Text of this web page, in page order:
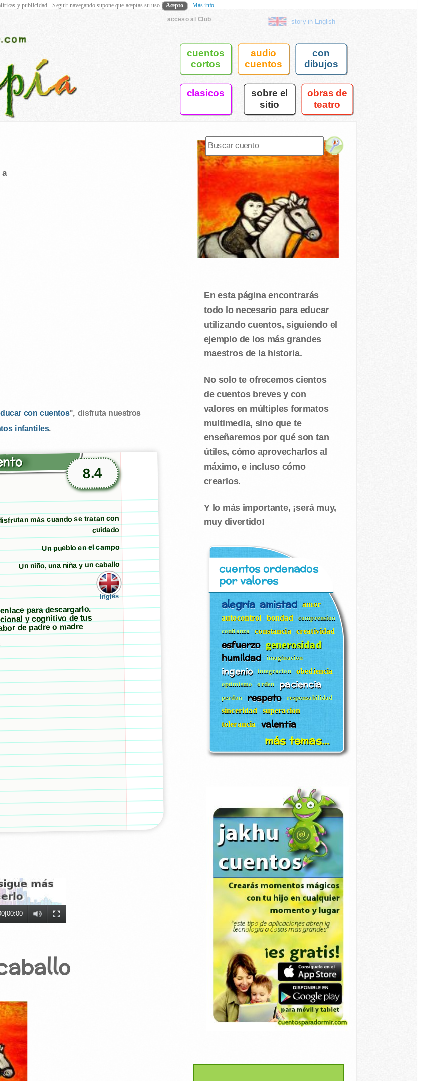
acceso al Club story in English
cuentos
cortos
audio
cuentos
con
dibujos
clasicos
sobre el
sitio
obras de
teatro
con cuentos", disfruta nuestros
infantiles.
8.4
más cuando se tratan con
cuidado
Un pueblo en el campo
Un niño, una niña y un caballo
Inglés
para descargarlo.
y cognitivo de tus
de padre o madre
| 00:00
En esta página encontrarás
todo lo necesario para educar
utilizando cuentos, siguiendo el
ejemplo de los más grandes
maestros de la historia.
No solo te ofrecemos cientos
de cuentos breves y con
valores en múltiples formatos
multimedia, sino que te
enseñaremos por qué son tan
útiles, cómo aprovecharlos al
máximo, e incluso cómo
crearlos.
Y lo más importante, ¡será muy,
muy divertido!
cuentos ordenados
por valores
alegría amistad amor
autocontrol bondad comprension
confianza constancia creatividad
esfuerzo generosidad
humildad imaginacion
ingenio integracion obediencia
optimismo orden paciencia
perdon respeto responsabilidad
sinceridad
superacion
tolerancia
valentia
más temas...
y publicidad-. Seguir navegando supone que aceptas su uso Acepto Más info